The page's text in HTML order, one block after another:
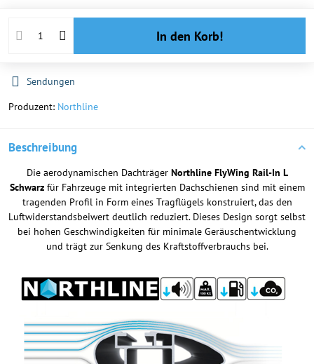
In den Korb!
Sendungen
Produzent: Northline
Beschreibung
Die aerodynamischen Dachträger Northline FlyWing Rail-In L
Schwarzfür Fahrzeuge mit integrierten Dachschienen sind mit einem
tragenden Profil in Form eines Tragflügels konstruiert, das den
Luftwiderstandsbeiwert deutlich reduziert. Dieses Design sorgt selbst
bei hohen Geschwindigkeiten für minimale Geräuschentwicklung
und trägt zur Senkung des Kraftstoffverbrauchs bei.